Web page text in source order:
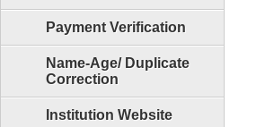
Payment Verification
Name-Age/ Duplicate
Correction
Institution Website